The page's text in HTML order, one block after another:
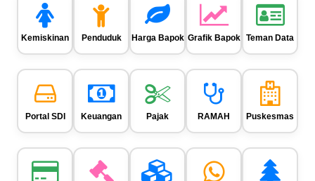
Kemiskinan Penduduk Harga Bapok Grafik Bapok Teman Data
Portal SDI Keuangan Pajak RAMAH Puskesmas